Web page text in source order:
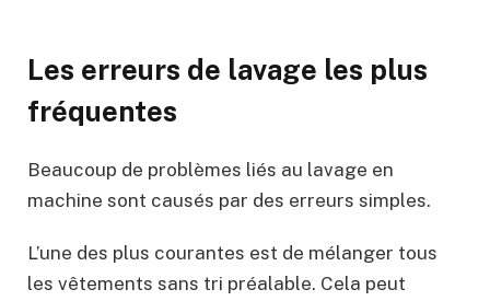
Les erreurs de lavage les plus
fréquentes
Beaucoup de problèmes liés au lavage en
machine sont causés par des erreurs simples.
L’une des plus courantes est de mélanger tous
les vêtements sans tri préalable. Cela peut